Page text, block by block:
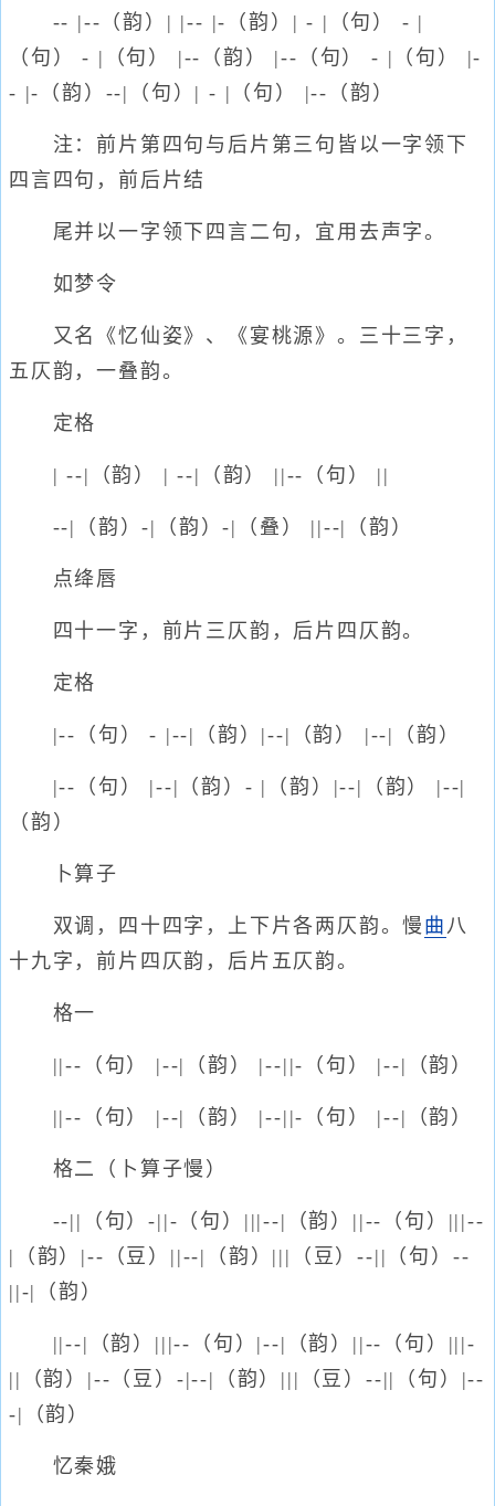
-- |--（韵）| |-- |-（韵）| - |（句） - |
（句） - |（句） |--（韵） |--（句） - |（句） |-
- |-（韵）--|（句）| - |（句） |--（韵）
注：前片第四句与后片第三句皆以一字领下
四言四句，前后片结
尾并以一字领下四言二句，宜用去声字。
如梦令
又名《忆仙姿》、《宴桃源》。三十三字，
五仄韵，一叠韵。
定格
| --|（韵） | --|（韵） ||--（句） ||
--|（韵）-|（韵）-|（叠） ||--|（韵）
点绛唇
四十一字，前片三仄韵，后片四仄韵。
定格
|--（句） - |--|（韵）|--|（韵） |--|（韵）
|--（句） |--|（韵）- |（韵）|--|（韵） |--|
（韵）
卜算子
双调，四十四字，上下片各两仄韵。慢 曲 八
十九字，前片四仄韵，后片五仄韵。
格一
||--（句） |--|（韵） |--||-（句） |--|（韵）
||--（句） |--|（韵） |--||-（句） |--|（韵）
格二（卜算子慢）
--||（句）-||-（句）|||--|（韵）||--（句）|||--
|（韵）|--（豆）||--|（韵）|||（豆）--||（句）--
||-|（韵）
||--|（韵）|||--（句）|--|（韵）||--（句）|||-
||（韵）|--（豆）-|--|（韵）|||（豆）--||（句）|--
-|（韵）
忆秦娥